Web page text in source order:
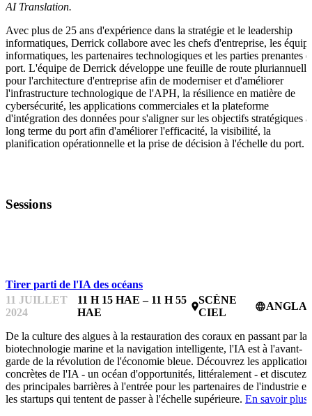
AI Translation.
Avec plus de 25 ans d'expérience dans la stratégie et le leadership
informatiques, Derrick collabore avec les chefs d'entreprise, les
informatiques, les partenaires technologiques et les parties prenantes
port. L'équipe de Derrick développe une feuille de route pluriannuelle
pour l'architecture d'entreprise afin de moderniser et d'améliorer
l'infrastructure technologique de l'APH, la résilience en matière de
cybersécurité, les applications commerciales et la plateforme
d'intégration des données pour s'aligner sur les objectifs stratégiques à
long terme du port afin d'améliorer l'efficacité, la visibilité, la
planification opérationnelle et la prise de décision à l'échelle du port.
Sessions
Tirer parti de l'IA des océans
11 JUILLET
2024
11 H 15 HAE – 11 H 55
HAE
place
SCÈNE
CIEL
language
De la culture des algues à la restauration des coraux en passant par la
biotechnologie marine et la navigation intelligente, l'IA est à l'avant-
garde de la révolution de l'économie bleue. Découvrez les
concrètes de l'IA - un océan d'opportunités, littéralement - et discutez
des principales barrières à l'entrée pour les partenaires de l'industrie et
les startups qui tentent de passer à l'échelle supérieure. En savoir plus.